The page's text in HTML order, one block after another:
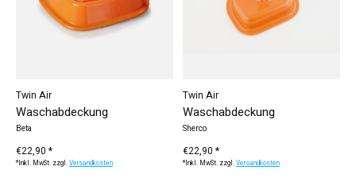
Twin Air
Waschabdeckung
Beta
€22,90 *
*Inkl. MwSt. zzgl.Versandkosten
Twin Air
Waschabdeckung
Sherco
€22,90 *
*Inkl. MwSt. zzgl.Versandkosten